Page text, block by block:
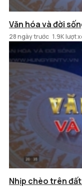
Văn hóa và đời
28 ngày trước 1.9K lượt
Nhịp chèo trên